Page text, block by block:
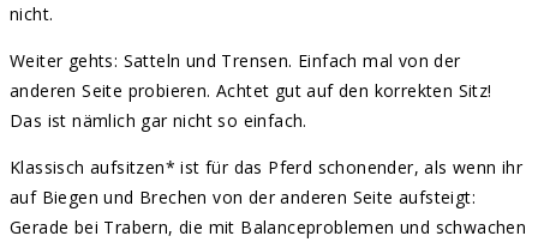
nicht.
Weiter gehts: Satteln und Trensen. Einfach mal von der
anderen Seite probieren. Achtet gut auf den korrekten Sitz!
Das ist nämlich gar nicht so einfach.
Klassisch aufsitzen* ist für das Pferd schonender, als wenn ihr
auf Biegen und Brechen von der anderen Seite aufsteigt:
Gerade bei Trabern, die mit Balanceproblemen und schwachen